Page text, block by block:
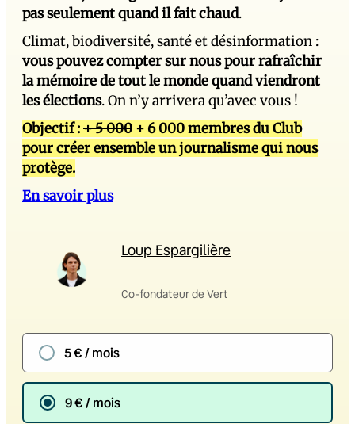
pas seulement quand il fait chaud.
Climat, biodiversité, santé et désinformation :
vous pouvez compter sur nous pour rafraîchir
la mémoire de tout le monde quand viendront
les élections. On n’y arrivera qu’avec vous !
Objectif :+ 5 000 + 6 000 membres du Club
pour créer ensemble un journalisme qui nous
protège.
En savoir plus
Loup Espargilière
Co-fondateur de Vert
5 € / mois
9 € / mois